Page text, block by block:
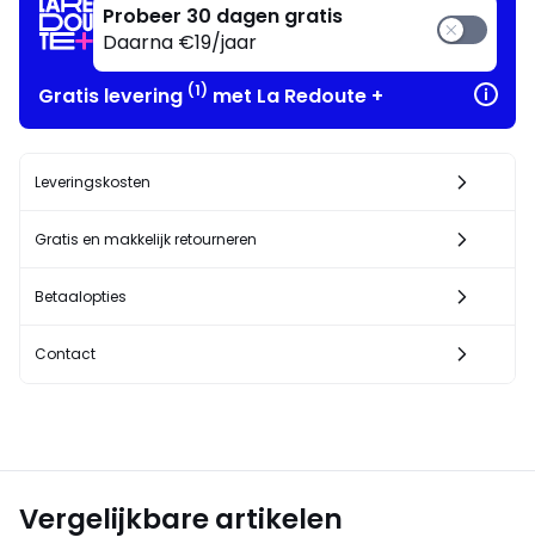
Probeer 30 dagen gratis
Daarna €19/jaar
Gratis levering (1) met La Redoute +
Leveringskosten
Gratis en makkelijk retourneren
Betaalopties
Contact
Vergelijkbare artikelen